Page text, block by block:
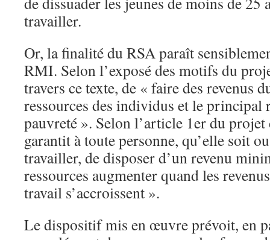
travailler.
Or, la finalité du RSA paraît
RMI. Selon l’exposé des motifs du
travers ce texte, de « faire des revenus
ressources des individus et le principal
pauvreté ». Selon l’article 1er du
garantit à toute personne, qu’elle soit
travailler, de disposer d’un revenu
ressources augmenter quand les
travail s’accroissent ».
Le dispositif mis en œuvre prévoit, en